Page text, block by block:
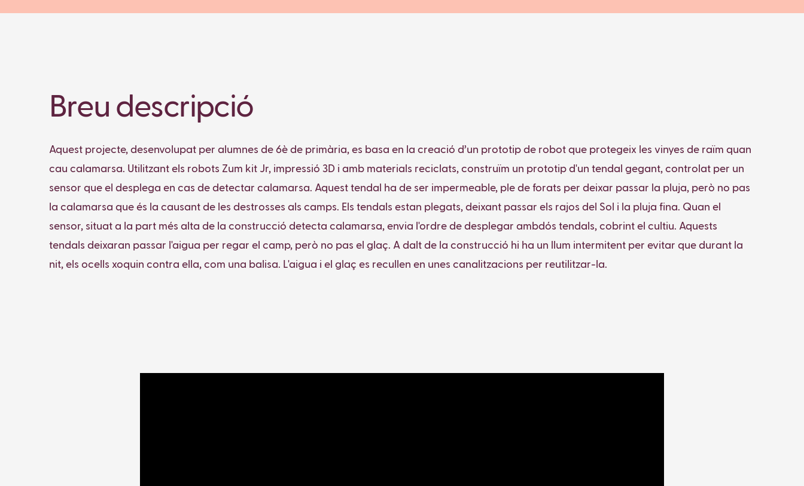
Breu descripció
Aquest projecte, desenvolupat per alumnes de 6è de primària, es basa en la creació d’un prototip de robot que protegeix les vinyes de raïm quan
cau calamarsa. Utilitzant els robots Zum kit Jr, impressió 3D i amb materials reciclats, construïm un prototip d'un tendal gegant, controlat per un
sensor que el desplega en cas de detectar calamarsa. Aquest tendal ha de ser impermeable, ple de forats per deixar passar la pluja, però no pas
la calamarsa que és la causant de les destrosses als camps. Els tendals estan plegats, deixant passar els rajos del Sol i la pluja fina. Quan el
sensor, situat a la part més alta de la construcció detecta calamarsa, envia l'ordre de desplegar ambdós tendals, cobrint el cultiu. Aquests
tendals deixaran passar l'aigua per regar el camp, però no pas el glaç. A dalt de la construcció hi ha un llum intermitent per evitar que durant la
nit, els ocells xoquin contra ella, com una balisa. L'aigua i el glaç es recullen en unes canalitzacions per reutilitzar-la.